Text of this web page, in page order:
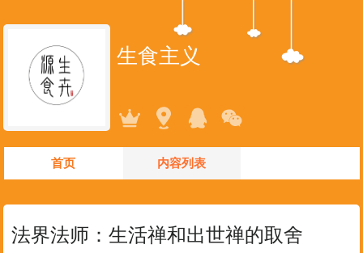
生食主义
首页 内容列表
法界法师：生活禅和出世禅的取舍